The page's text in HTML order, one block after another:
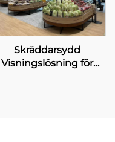
Skräddarsydd
Visningslösning för